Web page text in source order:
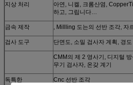
지상 처리
아연, 니켈, 크롬산염,
하고, 그립니다…
금속 제작 , Millling 도는의 선반 조각, 자
검사 도구 단면도, 소밀 검사자 계획, 경
CMM의 제 2 영사기, 디지털
무기 검사자, 온갖 계기
독특한 Cnc 선반 조각